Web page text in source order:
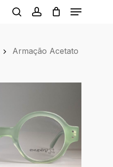
Menu
Armação Acetato